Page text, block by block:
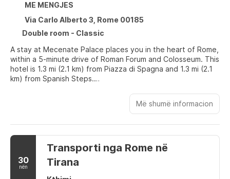
ME MENGJES
Via Carlo Alberto 3, Rome 00185
Double room - Classic
A stay at Mecenate Palace places you in the heart of Rome,
within a 5-minute drive of Roman Forum and Colosseum. This
hotel is 1.3 mi (2.1 km) from Piazza di Spagna and 1.3 mi (2.1
km) from Spanish Steps.
Take in the views from a rooftop terrace and make use of
amenities such as complimentary wireless internet access
Arts hotel include wedding services and a banquet hall.
Make yourself at home in one of the 62 guestrooms
featuring minibars and flat-screen televisions. Your bed
comes with down comforters and premium bedding.
Complimentary wired and wireless internet access keeps
Më shumë informacion
30
nën
Transporti nga Rome në
Tirana